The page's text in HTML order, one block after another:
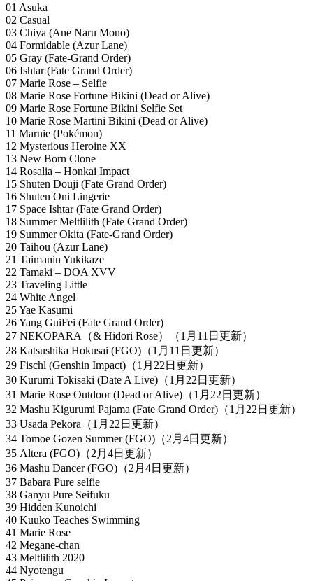
01 Asuka
02 Casual
03 Chiya (Ane Naru Mono)
04 Formidable (Azur Lane)
05 Gray (Fate-Grand Order)
06 Ishtar (Fate Grand Order)
07 Marie Rose – Selfie
08 Marie Rose Fortune Bikini (Dead or Alive)
09 Marie Rose Fortune Bikini Selfie Set
10 Marie Rose Martini Bikini (Dead or Alive)
11 Marnie (Pokémon)
12 Mysterious Heroine XX
13 New Born Clone
14 Rosalia – Honkai Impact
15 Shuten Douji (Fate Grand Order)
16 Shuten Oni Lingerie
17 Space Ishtar (Fate Grand Order)
18 Summer Meltlilith (Fate Grand Order)
19 Summer Okita (Fate-Grand Order)
20 Taihou (Azur Lane)
21 Taimanin Yukikaze
22 Tamaki – DOA XVV
23 Traveling Little
24 White Angel
25 Yae Kasumi
26 Yang GuiFei (Fate Grand Order)
27 NEKOPARA（& Hidori Rose）（1月11日更新）
28 Katsushika Hokusai (FGO)（1月11日更新）
29 Fischl (Genshin Impact)（1月22日更新）
30 Kurumi Tokisaki (Date A Live)（1月22日更新）
31 Marie Rose Outdoor (Dead or Alive)（1月22日更新）
32 Mashu Kigurumi Pajama (Fate Grand Order)（1月22日更新）
33 Usada Pekora（1月22日更新）
34 Tomoe Gozen Summer (FGO)（2月4日更新）
35 Altera (FGO)（2月4日更新）
36 Mashu Dancer (FGO)（2月4日更新）
37 Babara Pure selfie
38 Ganyu Pure Seifuku
39 Hidden Kunoichi
40 Kuuko Teaches Swimming
41 Marie Rose
42 Megane-chan
43 Meltlilith 2020
44 Nyotengu